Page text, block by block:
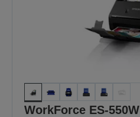
WorkForce ES-550W